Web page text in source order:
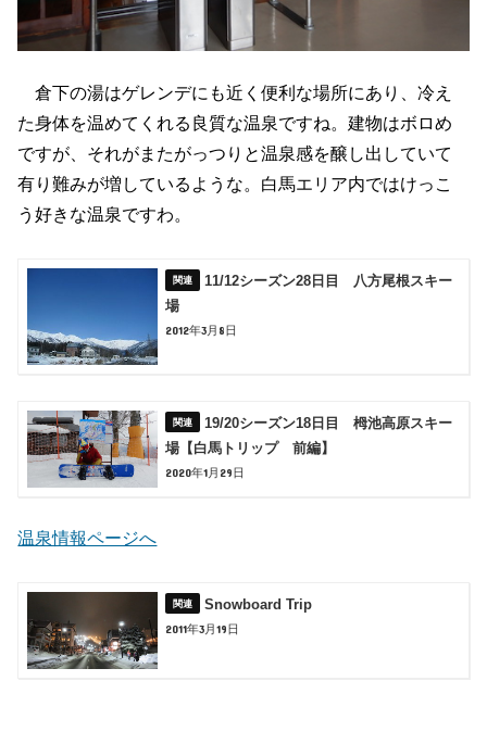
倉下の湯はゲレンデにも近く便利な場所にあり、冷え
た身体を温めてくれる良質な温泉ですね。建物はボロめ
ですが、それがまたがっつりと温泉感を醸し出していて
有り難みが増しているような。白馬エリア内ではけっこ
う好きな温泉ですわ。
11/12シーズン28日目 八方尾根スキー
場
2012年3月8日
19/20シーズン18日目 栂池高原スキー
場【白馬トリップ 前編】
2020年1月29日
温泉情報ページへ
Snowboard Trip
2011年3月19日